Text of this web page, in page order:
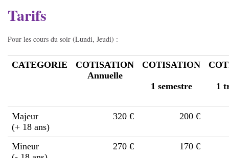
Tarifs
Pour les cours du soir (Lundi, Jeudi) :
CATEGORIE
COTISATION
Annuelle
COTISATION
1 semestre 1
Majeur
(+ 18 ans)
320 € 200 €
Mineur
270 € 170 €